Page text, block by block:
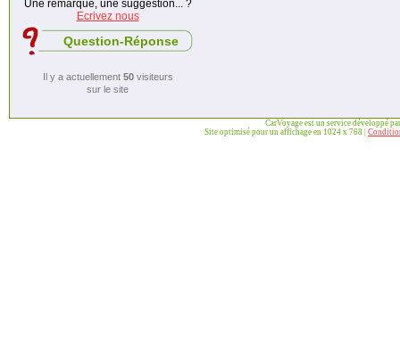
Une remarque, une suggestion... ?
Ecrivez nous
Question-Réponse
Il y a actuellement 50visiteurs
sur le site
CarVoyage est un service développé
Site optimisé pour un affichage en 1024 x 768 |